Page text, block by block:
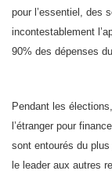
pour l’essentiel, des
incontestablement
90% des dépenses
Pendant les
l’étranger pour
sont entourés du
le leader aux autres